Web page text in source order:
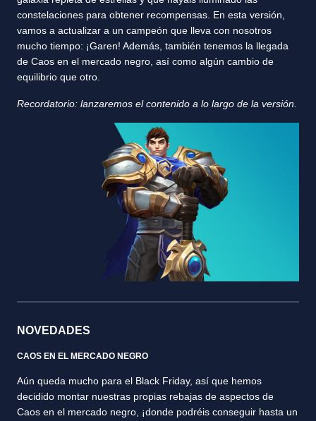
constelaciones para obtener recompensas. En esta versión,
vamos a actualizar a un campeón que lleva con nosotros
mucho tiempo: ¡Garen! Además, también tenemos la llegada
de Caos en el mercado negro, así como algún cambio de
equilibrio que otro.
Recordatorio: lanzaremos el contenido a lo largo de la versión.
NOVEDADES
CAOS EN EL MERCADO NEGRO
Aún queda mucho para el Black Friday, así que hemos
decidido montar nuestras propias rebajas de aspectos de
Caos en el mercado negro, ¡donde podréis conseguir hasta un